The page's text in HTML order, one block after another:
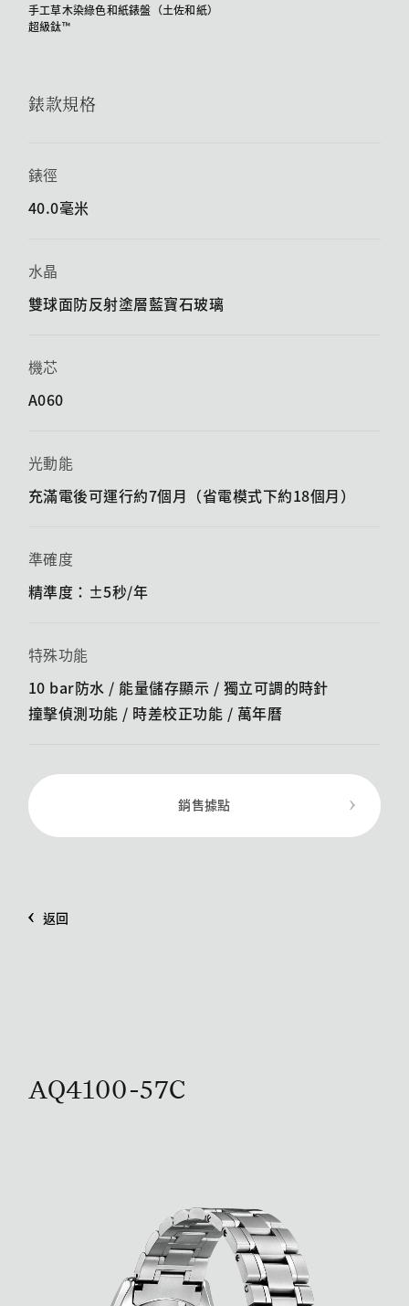
手工草木染綠色和紙錶盤（土佐和紙）
​超級鈦™
錶款規格
錶徑
40.0毫米
水晶
雙球面防反射塗層藍寶石玻璃
機芯
A060
光動能
充滿電後可運行約7個月（省電模式下約18個月）
準確度
精準度：±5秒/年
特殊功能
10 bar防水 / 能量儲存顯示 / ​​獨立可調的時針
撞擊偵測功能 / ​​時差校正功能 / 萬年曆
銷售據點
返回
AQ4100-57C